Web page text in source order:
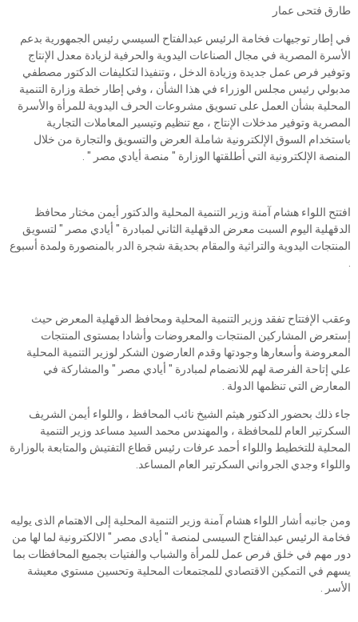
طارق فتحى عمار
في إطار توجيهات فخامة الرئيس عبدالفتاح السيسي رئيس الجمهورية بدعم
الأسرة المصرية في مجال الصناعات اليدوية والحرفية لزيادة معدل الإنتاج
وتوفير فرص عمل جديدة وزيادة الدخل ، وتنفيذا لتكليفات الدكتور مصطفي
مدبولي رئيس مجلس الوزراء في هذا الشأن ، وفي إطار خطة وزارة التنمية
المحلية بشأن العمل على تسويق مشروعات الحرف اليدوية للمرأة والأسرة
المصرية وتوفير مدخلات الإنتاج ، مع تنظيم وتيسير المعاملات التجارية
باستخدام السوق الإلكترونية شاملة العرض والتسويق والتجارة من خلال
المنصة الإلكترونية التي أطلقتها الوزارة " منصة أيادي مصر " .
افتتح اللواء هشام آمنة وزير التنمية المحلية والدكتور أيمن مختار محافظ
الدقهلية اليوم السبت معرض الدقهلية الثاني لمبادرة " أيادي مصر " لتسويق
المنتجات اليدوية والتراثية والمقام بحديقة شجرة الدر بالمنصورة ولمدة أسبوع
وعقب الإفتتاح تفقد وزير التنمية المحلية ومحافظ الدقهلية المعرض حيث
إستعرض المشاركين المنتجات والمعروضات وأشادا بمستوى المنتجات
المعروضة وأسعارها وجودتها وقدم العارضون الشكر لوزير التنمية المحلية
علي إتاحة الفرصة لهم للانضمام لمبادرة " أيادي مصر " والمشاركة في
المعارض التي تنظمها الدولة .
جاء ذلك بحضور الدكتور هيثم الشيخ نائب المحافظ ، واللواء أيمن الشريف
السكرتير العام للمحافظة ، والمهندس محمد السيد مساعد وزير التنمية
المحلية للتخطيط واللواء أحمد عرفات رئيس قطاع التفتيش والمتابعة بالوزارة
واللواء وجدي الجرواني السكرتير العام المساعد.
ومن جانبه أشار اللواء هشام آمنة وزير التنمية المحلية إلى الاهتمام الذى يوليه
فخامة الرئيس عبدالفتاح السيسى لمنصة " أيادى مصر " الالكترونية لما لها من
دور مهم في خلق فرص عمل للمرأة والشباب والفتيات بجميع المحافظات بما
يسهم في التمكين الاقتصادي للمجتمعات المحلية وتحسين مستوي معيشة
الأسر .